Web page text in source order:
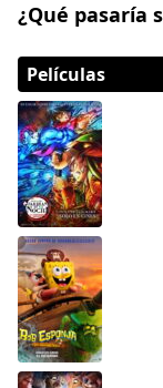
Sci-Fi & Fantasy
¿Qué pasaría
Películas